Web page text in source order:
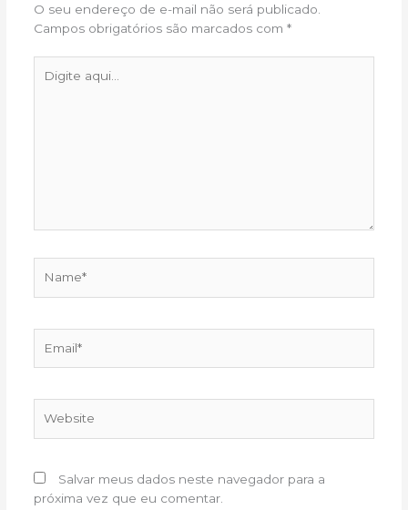
O seu endereço de e-mail não será publicado.
Campos obrigatórios são marcados com *
aqui...
Salvar meus dados neste navegador para a
próxima vez que eu comentar.